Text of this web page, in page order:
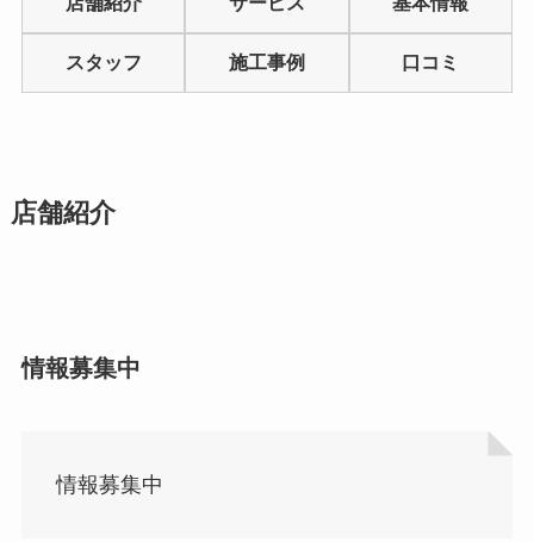
out
スタッフ 施工事例 口コミ
店舗紹介
情報募集中
情報募集中